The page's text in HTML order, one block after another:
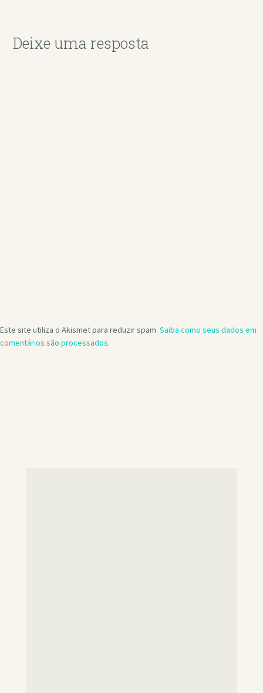
Deixe uma resposta
Este site utiliza o Akismet para reduzir spam. Saiba como seus dados em
comentários são processados.